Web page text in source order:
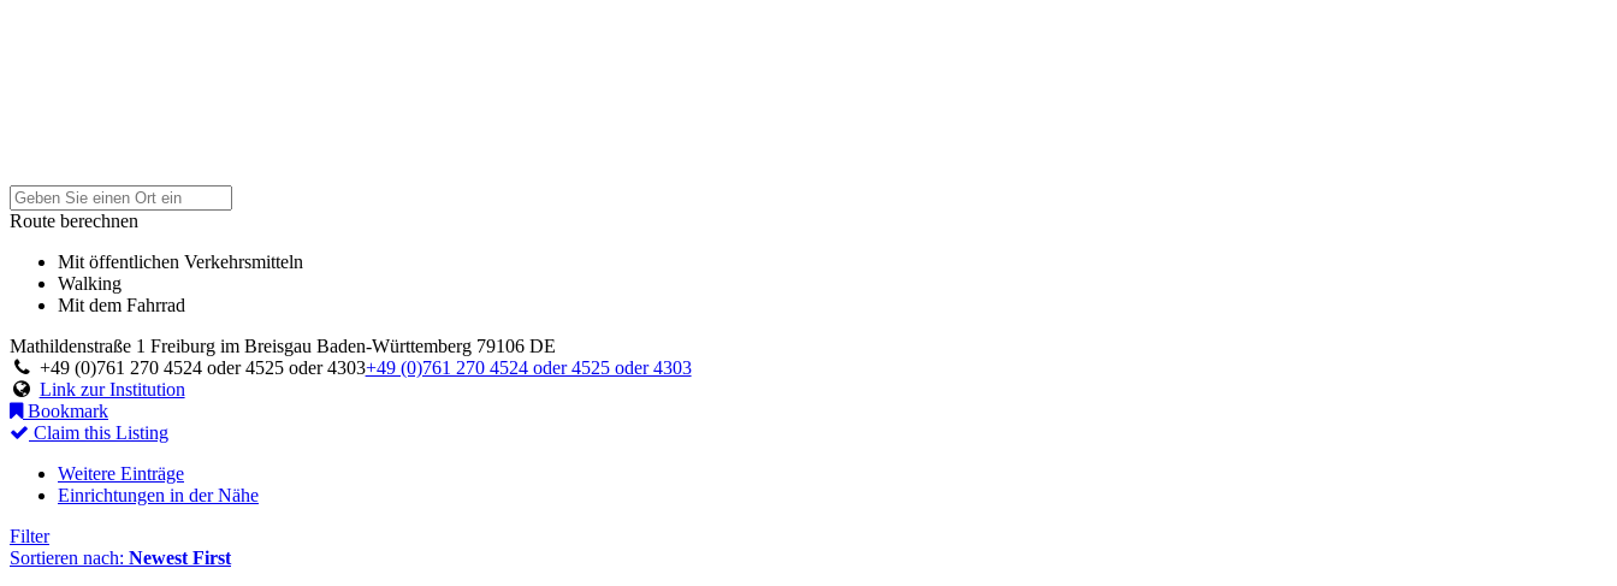
Route berechnen
Mit öffentlichen Verkehrsmitteln
Walking
Mit dem Fahrrad
Mathildenstraße 1 Freiburg im Breisgau Baden-Württemberg 79106 DE
+49 (0)761 270 4524 oder 4525 oder 4303+49 (0)761 270 4524 oder 4525 oder 4303
Link zur Institution
Bookmark
Claim this Listing
Weitere Einträge
Einrichtungen in der Nähe
Filter
Sortieren nach: Newest First